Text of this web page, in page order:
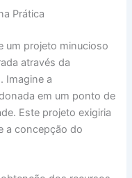
Prática
um projeto minucioso
através da
Imagine a
em um ponto de
Este projeto exigiria
a concepção do